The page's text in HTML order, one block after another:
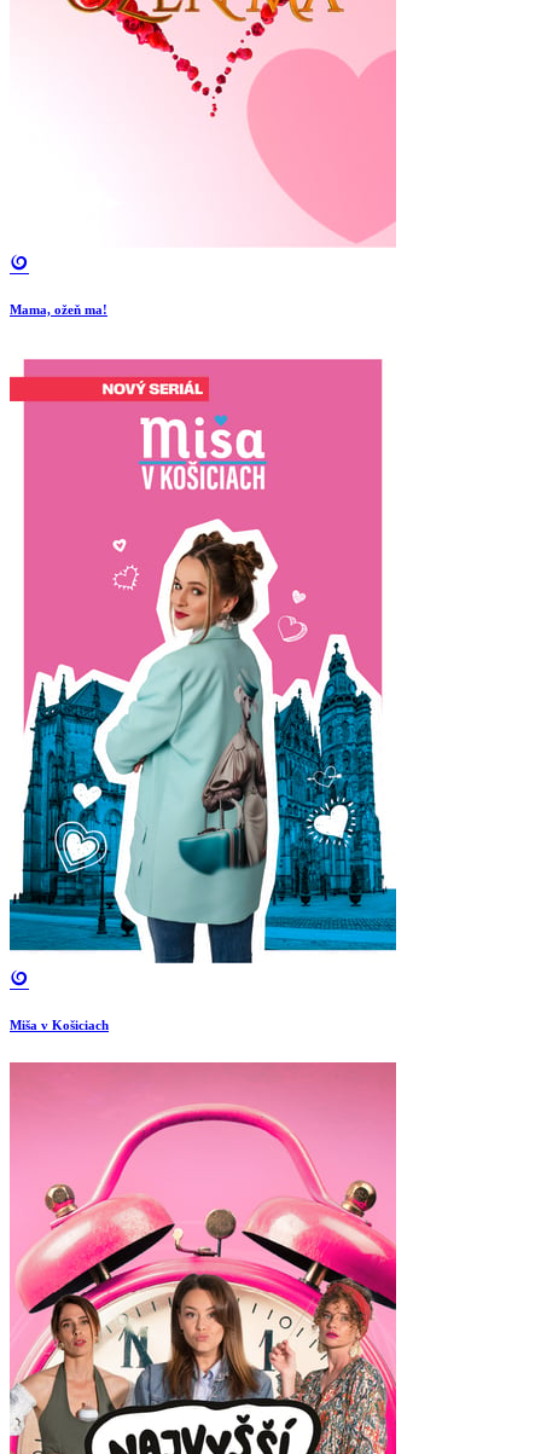
Mama, ožeň ma!
Miša v Košiciach